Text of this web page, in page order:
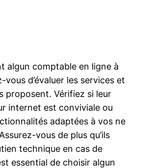
algun comptable en ligne à
vous d’évaluer les services et
proposent. Vérifiez si leur
internet est conviviale ou
adaptées à vos ne
vous de plus qu’ils
technique en cas de
essential de choisir algun